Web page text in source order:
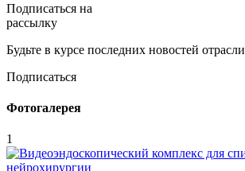
Подписаться на
рассылку
Будьте в курсе последних новостей отрасли
Подписаться
Фотогалерея
1